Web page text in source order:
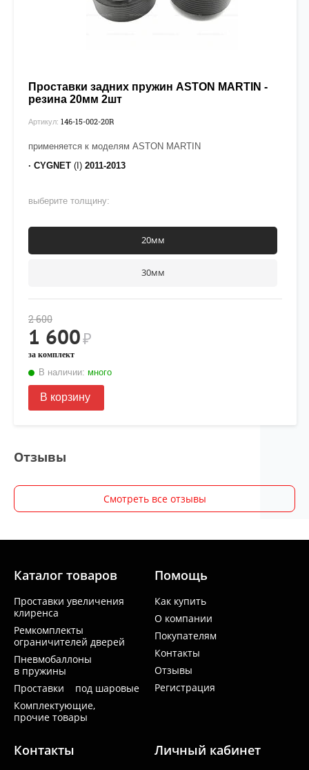
Проставки задних пружин ASTON MARTIN -
резина 20мм 2шт
Артикул: 146-15-002-20R
применяется к моделям ASTON MARTIN
· CYGNET (I) 2011-2013
выберите толщину:
20мм
30мм
2 600
1 600₽
за комплект
В наличии: много
В корзину
Отзывы
Смотреть все отзывы
Каталог товаров
Проставки увеличения
клиренса
Ремкомплекты
ограничителей дверей
Пневмобаллоны
в пружины
Проставки под шаровые
Комплектующие,
прочие товары
Помощь
Как купить
О компании
Покупателям
Контакты
Отзывы
Регистрация
Контакты Личный кабинет